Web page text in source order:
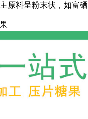
料呈粉末状，如富硒